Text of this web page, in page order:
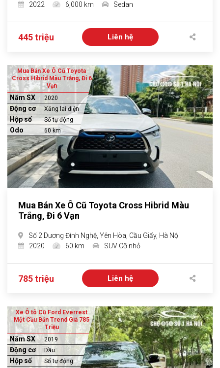
2022
6,000 km Sedan
445 triệu Liên hệ
Mua Bán Xe Ô Cũ Toyota
Cross Hibrid Màu Trắng, Đi 6
Vạn
Năm SX 2020
Động cơ Xăng lai điện
Hộp số Số tự động
Odo 60 km
Mua Bán Xe Ô Cũ Toyota Cross Hibrid Màu
Trắng, Đi 6 Vạn
Số 2 Dương Đình Nghệ, Yên Hòa, Cầu Giấy, Hà Nội
2020
60 km SUV Cỡ nhỏ
785 triệu Liên hệ
Xe Ô tô Cũ Ford Everrest
Một Cầu Bản Trend Giá 785
Triệu
Năm SX 2019
Động cơ Dầu
Hộp số Số tự động